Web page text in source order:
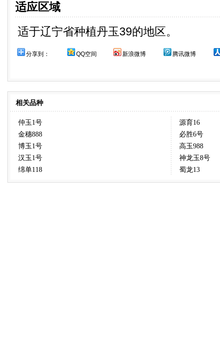
适应区域
适于辽宁省种植丹玉39的地区。
分享到： QQ空间 新浪微博 腾讯微博
相关品种
仲玉1号
金穗888
博玉1号
汉玉1号
绵单118
源育16
必胜6号
高玉988
神龙玉8号
蜀龙13